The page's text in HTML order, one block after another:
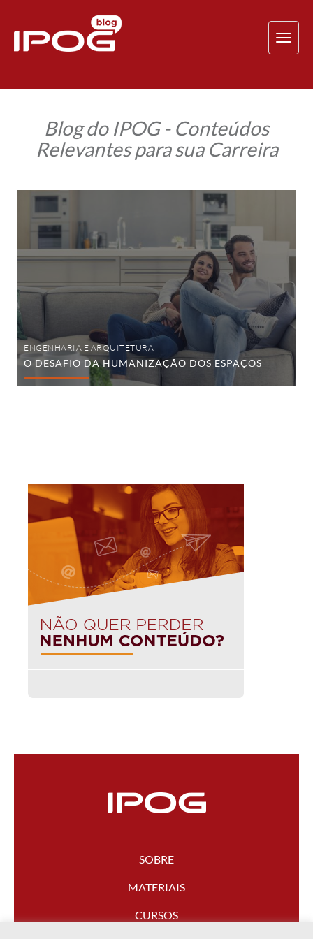
Blog do IPOG - Conteúdos
Relevantes para sua Carreira
O
humanização
espaços
ENGENHARIA E ARQUITETURA
O DESAFIO DA HUMANIZAÇÃO DOS ESPAÇOS
SOBRE
MATERIAIS
CURSOS